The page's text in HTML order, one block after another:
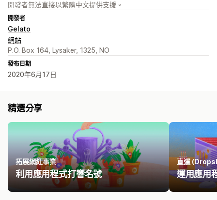
開發者無法直接以繁體中文提供支援。
開發者
Gelato
網站
P.O. Box 164, Lysaker, 1325, NO
發布日期
2020年6月17日
精選分享
拓展網紅事業
利用應用程式打響名號
直運
運用應用